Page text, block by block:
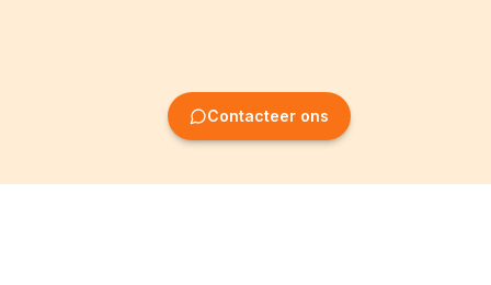
Contacteer ons